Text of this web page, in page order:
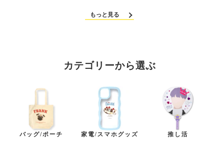
もっと見る
カテゴリーから選ぶ
バッグ/ポーチ 家電/スマホグッズ 推し活